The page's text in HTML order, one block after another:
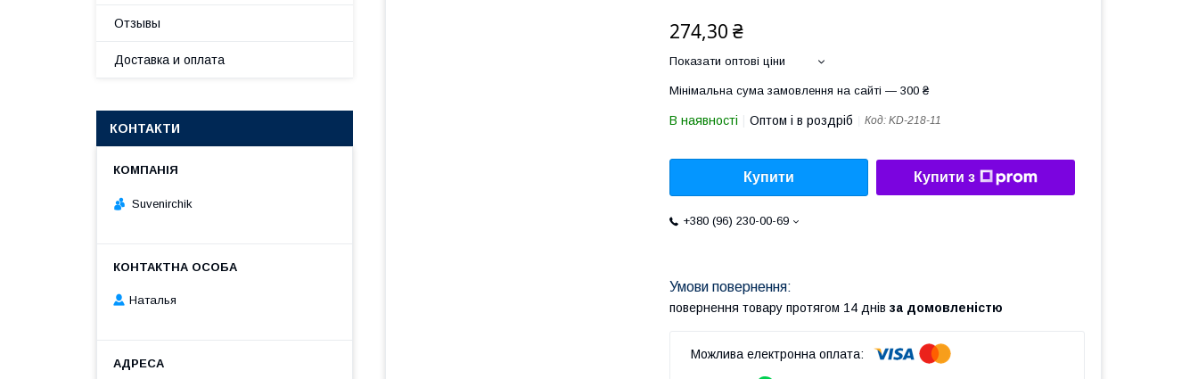
274,30 ₴
Показати оптові ціни
Мінімальна сума замовлення на сайті — 300 ₴
В наявності Оптом і в роздріб Код: KD-218-11
Купити Купити з
+380 (96) 230-00-69
повернення товару протягом 14 днів за домовленістю
Отзывы
Доставка и оплата
КОНТАКТИ
Suvenirсhik
Наталья